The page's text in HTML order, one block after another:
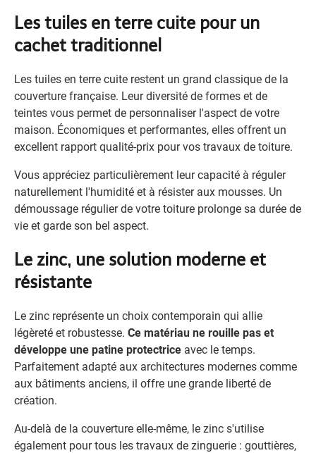
Les tuiles en terre cuite pour un
cachet traditionnel
Les tuiles en terre cuite restent un grand classique de la
couverture française. Leur diversité de formes et de
teintes vous permet de personnaliser l'aspect de votre
maison. Économiques et performantes, elles offrent un
excellent rapport qualité-prix pour vos travaux de toiture.
Vous appréciez particulièrement leur capacité à réguler
naturellement l'humidité et à résister aux mousses. Un
démoussage régulier de votre toiture prolonge sa durée de
vie et garde son bel aspect.
Le zinc, une solution moderne et
résistante
Le zinc représente un choix contemporain qui allie
légèreté et robustesse. Ce matériau ne rouille pas et
développe une patine protectrice avec le temps.
Parfaitement adapté aux architectures modernes comme
aux bâtiments anciens, il offre une grande liberté de
création.
Au-delà de la couverture elle-même, le zinc s'utilise
également pour tous les travaux de zinguerie : gouttières,